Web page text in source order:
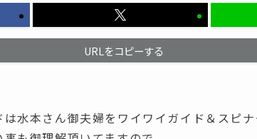
URLをコピーする
水本さん御夫婦をワイワイガイド＆スピ